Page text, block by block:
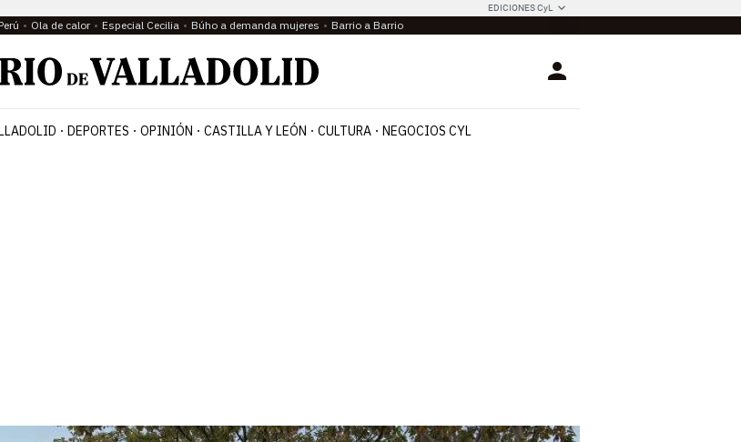
EDICIONES CyL
Ola de calor Especial Cecilia Búho a demanda mujeres Barrio a Barrio
Login
DEPORTES OPINIÓN CASTILLA Y LEÓN CULTURA NEGOCIOS CYL